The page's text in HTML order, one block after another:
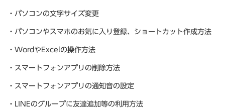
・パソコンの文字サイズ変更
・パソコンやスマホのお気に入り登録、ショートカット作成方法
・WordやExcelの操作方法
・スマートフォンアプリの削除方法
・スマートフォンアプリの通知音の設定
・LINEのグループに友達追加等の利用方法